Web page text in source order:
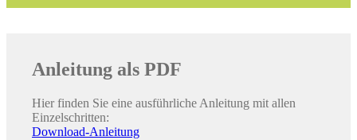
Anleitung als PDF
Hier finden Sie eine ausführliche Anleitung mit allen
Einzelschritten:
Download-Anleitung